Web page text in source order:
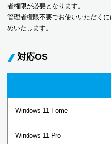
者権限が必要となります。
管理者権限不要でお使いいただく
めいたします。
対応OS
Windows 11 Home
Windows 11 Pro